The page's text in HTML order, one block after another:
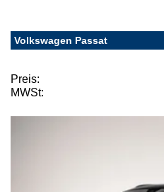
Volkswagen Passat
Preis:
MWSt: